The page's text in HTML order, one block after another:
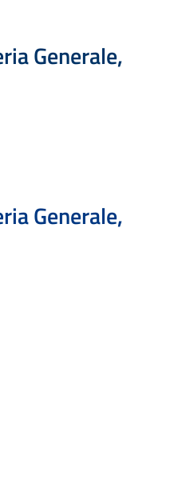
Generale,
Generale,